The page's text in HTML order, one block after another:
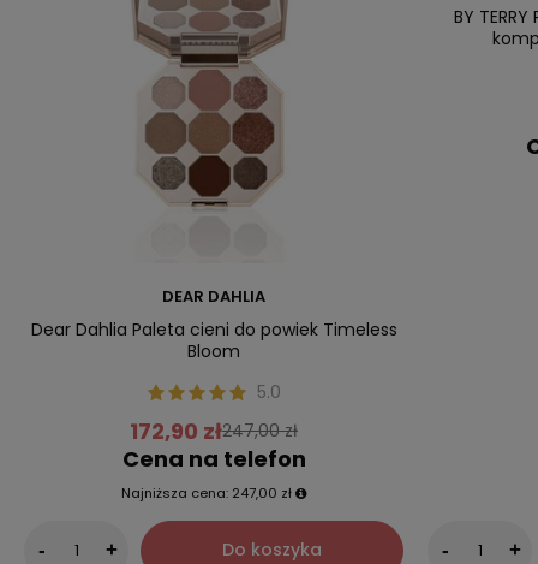
DEAR DAHLIA
Dear Dahlia Paleta cieni do powiek Timeless
Bloom
5.0
172,90 zł247,00 zł
Cena na telefon
Najniższa cena: 247,00 zł
- + Do koszyka
BY
- +